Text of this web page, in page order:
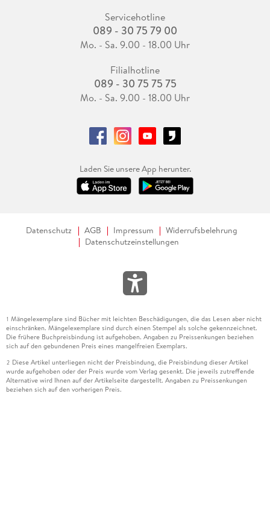
Servicehotline
089 - 30 75 79 00
Mo. - Sa. 9.00 - 18.00 Uhr
Filialhotline
089 - 30 75 75 75
Mo. - Sa. 9.00 - 18.00 Uhr
Laden Sie unsere App herunter.
Datenschutz AGB Impressum
Widerrufsbelehrung
Datenschutzeinstellungen
1 Mängelexemplare sind Bücher mit leichten Beschädigungen, die das Lesen aber nicht
einschränken. Mängelexemplare sind durch einen Stempel als solche gekennzeichnet.
Die frühere Buchpreisbindung ist aufgehoben. Angaben zu Preissenkungen beziehen
sich auf den gebundenen Preis eines mangelfreien Exemplars.
2 Diese Artikel unterliegen nicht der Preisbindung, die Preisbindung dieser Artikel
wurde aufgehoben oder der Preis wurde vom Verlag gesenkt. Die jeweils zutreffende
Alternative wird Ihnen auf der Artikelseite dargestellt. Angaben zu Preissenkungen
beziehen sich auf den vorherigen Preis.